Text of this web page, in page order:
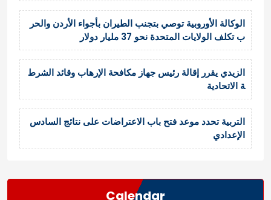
الوكالة الأوروبية توصي بتجنب الطيران بأجواء الأردن والحر
ب تكلف الولايات المتحدة نحو 37 مليار دولار
الزيدي يقرر إقالة رئيس جهاز مكافحة الإرهاب وقائد الشرط
ة الاتحادية
التربية تحدد موعد فتح باب الاعتراضات على نتائج السادس
الإعدادي
Calendar